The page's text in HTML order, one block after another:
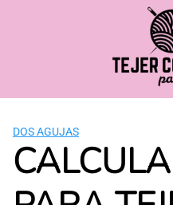
DOS AGUJAS